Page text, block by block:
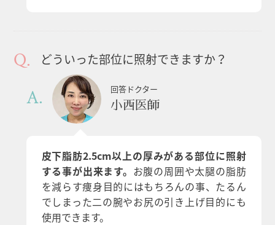
どういった部位に照射できますか？
回答ドクター
小西医師
皮下脂肪2.5cm以上の厚みがある部位に照射
する事が出来ます。 お腹の周囲や太腿の脂肪
を減らす痩身目的にはもちろんの事、たるん
でしまった二の腕やお尻の引き上げ目的にも
使用できます。